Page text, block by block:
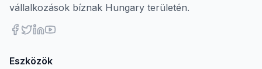
vállalkozások bíznak Hungary területén.
Eszközök